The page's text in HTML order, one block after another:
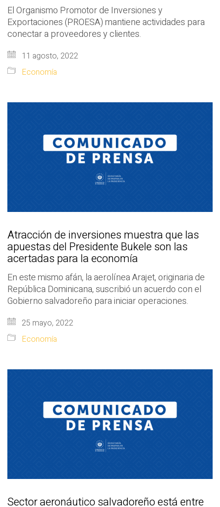
El Organismo Promotor de Inversiones y
Exportaciones (PROESA) mantiene actividades para
conectar a proveedores y clientes.
11 agosto, 2022
Economía
Atracción de inversiones muestra que las
apuestas del Presidente Bukele son las
acertadas para la economía
En este mismo afán, la aerolínea Arajet, originaria de
República Dominicana, suscribió un acuerdo con el
Gobierno salvadoreño para iniciar operaciones.
25 mayo, 2022
Economía
Sector aeronáutico salvadoreño está entre